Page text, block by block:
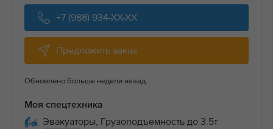
+7 (988) 934-XX-XX
Предложить заказ
Обновлено больше недели назад
Моя спецтехника
Эвакуаторы, Грузоподъемность до 3.5т